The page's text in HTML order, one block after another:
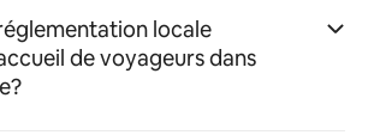
locale
de voyageurs dans